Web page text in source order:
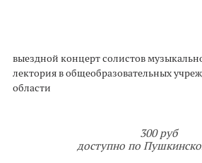
выездной концерт солистов
лектория в общеобразовательных
области
300 руб
доступно по